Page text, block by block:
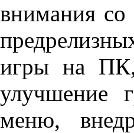
внимания со
игры на ПК,
улучшение
меню,